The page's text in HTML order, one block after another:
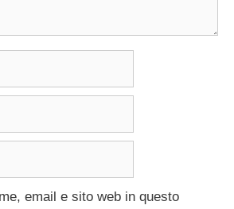
email e sito web in questo